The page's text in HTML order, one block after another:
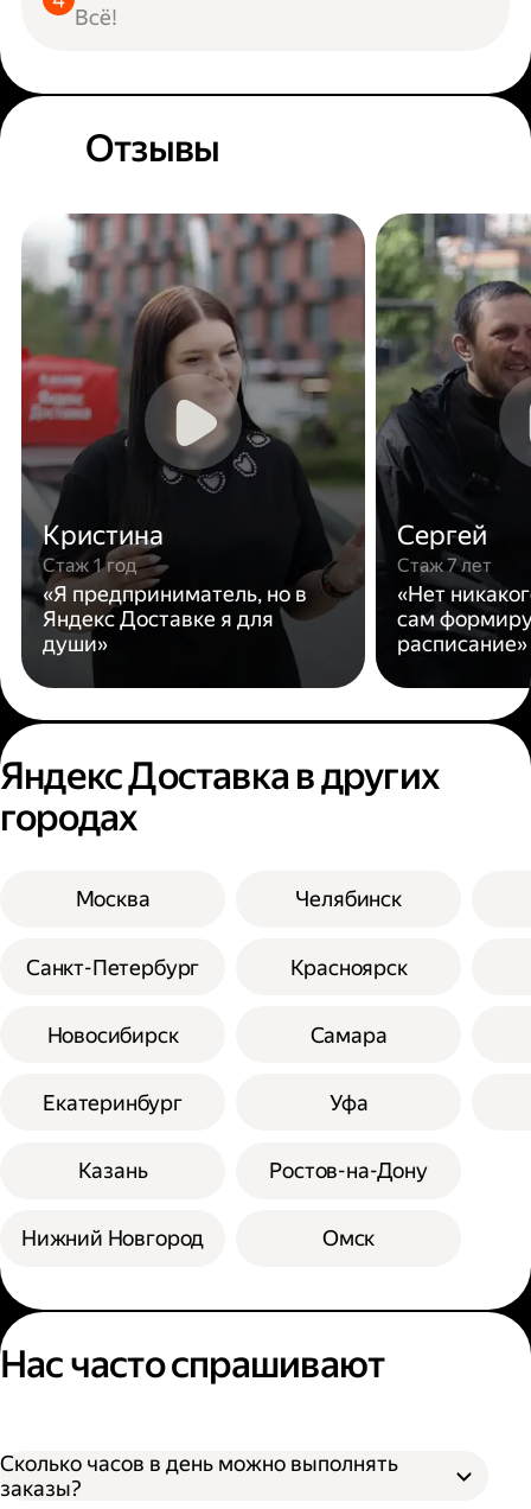
Всё!
Отзывы
Кристина
Стаж 1 год
«Я предприниматель, но в
Яндекс Доставке я для
души»
Сергей
Стаж 7 лет
«Нет
сам
расписание»
Яндекс Доставка в других
городах
Москва
Санкт-Петербург
Новосибирск
Екатеринбург
Казань
Нижний Новгород
Челябинск
Красноярск
Самара
Уфа
Ростов-на-Дону
Омск
Нас часто спрашивают
Сколько часов в день можно выполнять
заказы?